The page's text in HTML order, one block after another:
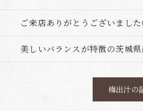
ご来店ありがとうございまし
美しいバランスが特徴の茨城
梅出汁の